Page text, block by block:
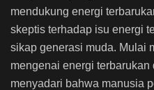
mendukung energi
skeptis terhadap isu energi
sikap generasi muda. Mulai
mengenai energi
menyadari bahwa manusia